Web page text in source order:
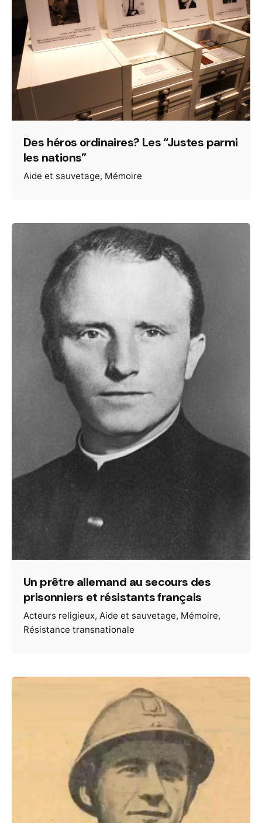
Des héros ordinaires? Les “Justes parmi
les nations”
Aide et sauvetage Mémoire
Un prêtre allemand au secours des
prisonniers et résistants français
Acteurs religieux Aide et sauvetage Mémoire
Résistance transnationale